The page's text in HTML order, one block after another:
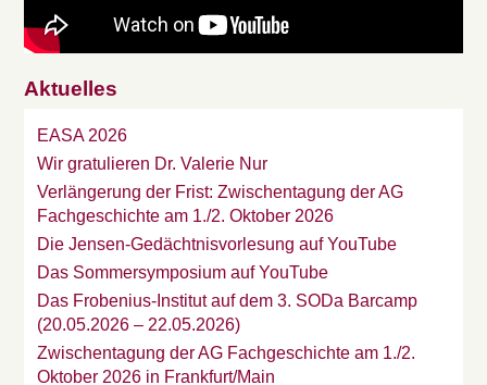
Aktuelles
EASA 2026
Wir gratulieren Dr. Valerie Nur
Verlängerung der Frist: Zwischentagung der AG
Fachgeschichte am 1./2. Oktober 2026
Die Jensen-Gedächtnisvorlesung auf YouTube
Das Sommersymposium auf YouTube
Das Frobenius-Institut auf dem 3. SODa Barcamp
(20.05.2026 – 22.05.2026)
Zwischentagung der AG Fachgeschichte am 1./2.
Oktober 2026 in Frankfurt/Main